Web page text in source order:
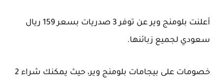
أعلنت بلومنج وير عن توفر 3 صدريات بسعر 159 ريال
سعودي لجميع زبائنها.
خصومات على بيجامات بلومنج وير، حيث يمكنك شراء 2